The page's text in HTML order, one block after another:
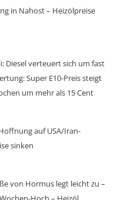
in Nahost – Heizölpreise
Diesel verteuert sich um fast
Super E10-Preis steigt
um mehr als 15 Cent
auf USA/Iran-
sinken
von Hormus legt leicht zu –